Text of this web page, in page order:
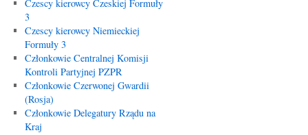
Czescy kierowcy Czeskiej Formuły
3
Czescy kierowcy Niemieckiej
Formuły 3
Członkowie Centralnej Komisji
Kontroli Partyjnej PZPR
Członkowie Czerwonej Gwardii
(Rosja)
Członkowie Delegatury Rządu na
Kraj